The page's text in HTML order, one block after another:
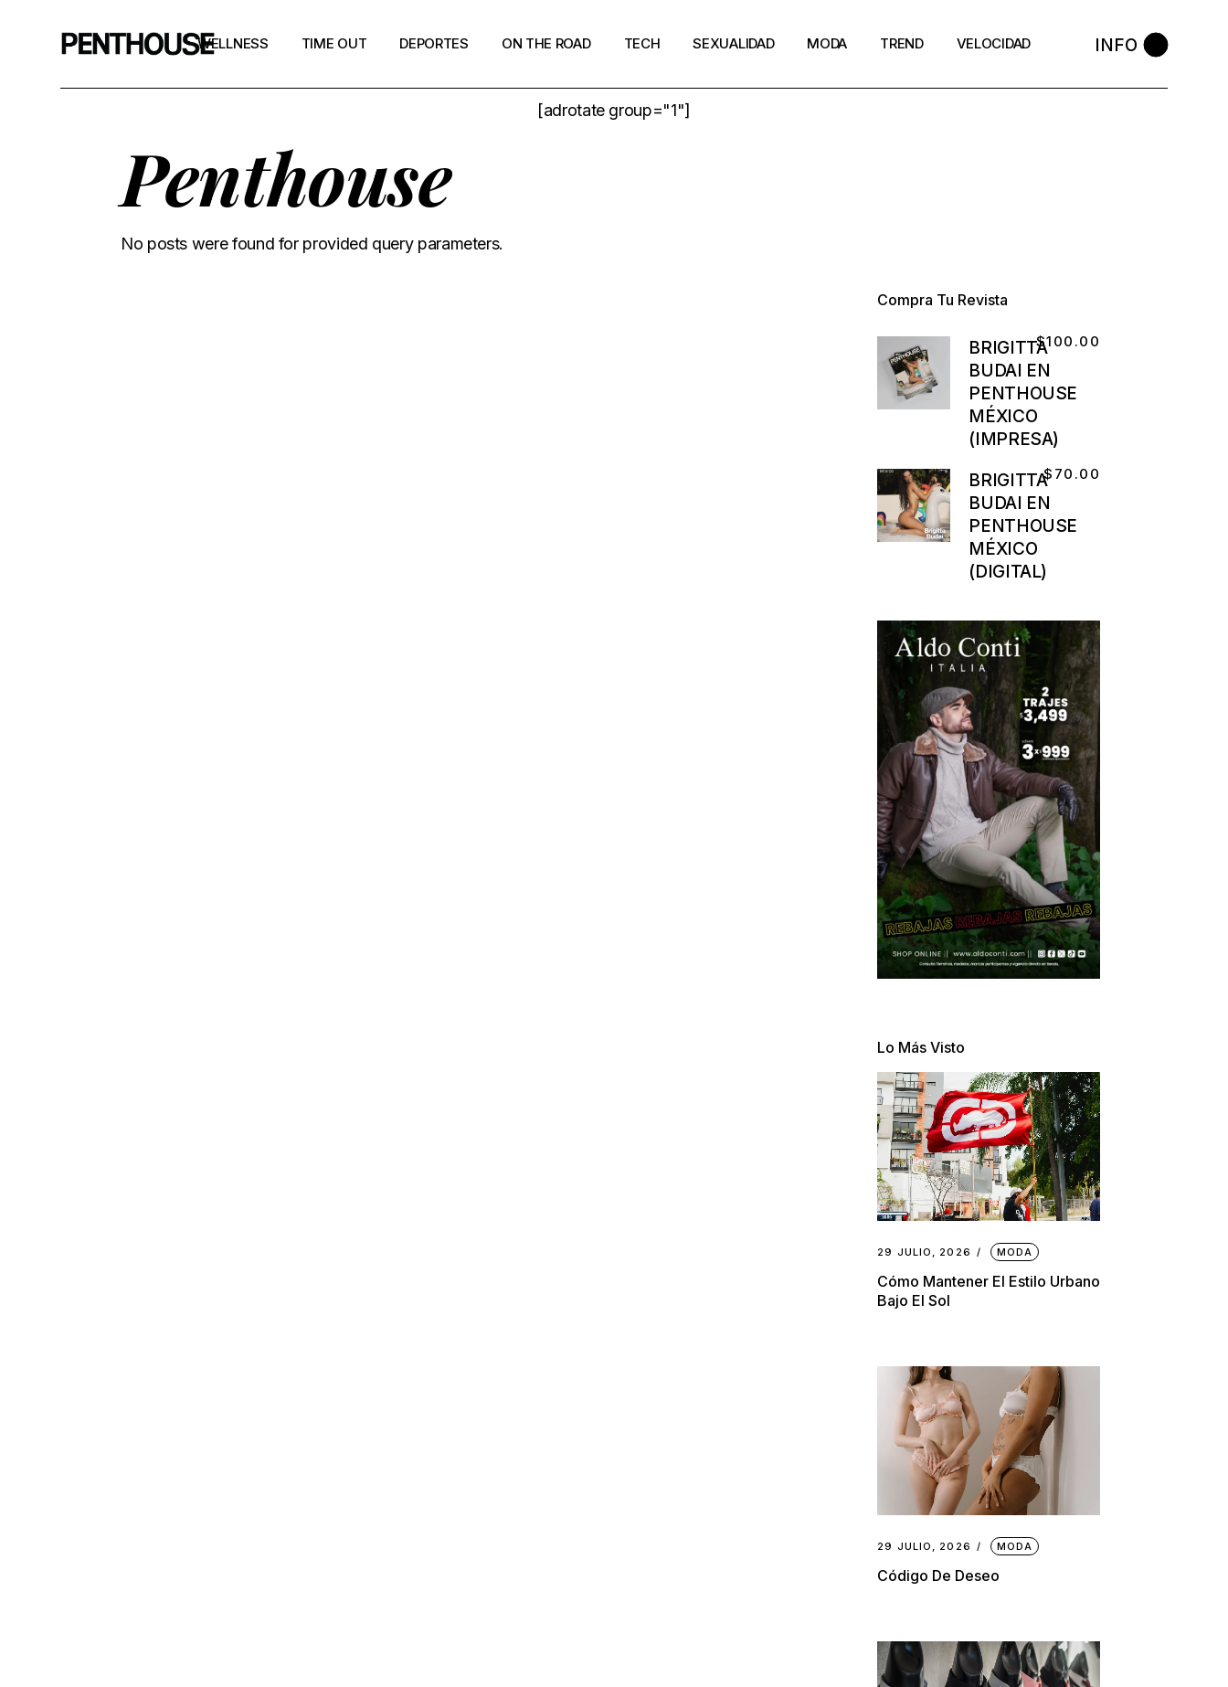
WELLNESS TIME OUT DEPORTES ON THE ROAD TECH SEXUALIDAD MODA TREND VELOCIDAD INFO
[adrotate group="1"]
Penthouse
No posts were found for provided query parameters.
Compra Tu Revista
BRIGITTA
BUDAI EN
PENTHOUSE
MÉXICO
(IMPRESA)
$100.00
BRIGITTA
BUDAI EN
PENTHOUSE
MÉXICO
(DIGITAL)
$ 70.00
Lo Más Visto
29 JULIO, 2026 MODA
Cómo Mantener El Estilo Urbano
Bajo El Sol
29 JULIO, 2026 MODA
Código De Deseo